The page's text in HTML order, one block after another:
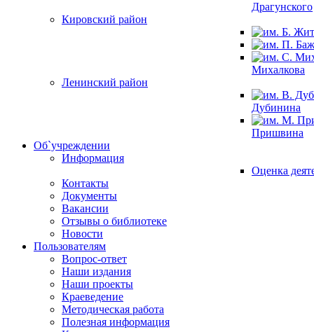
Драгунского
Кировский район
Михалкова
Ленинский район
Дубинина
Пришвина
Об`учреждении
Информация
Оценка
Контакты
Документы
Вакансии
Отзывы о библиотеке
Новости
Пользователям
Вопрос-ответ
Наши издания
Наши проекты
Краеведение
Методическая работа
Полезная информация